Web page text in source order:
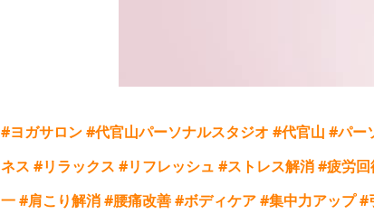
#ヨガサロン#代官山パーソナルスタジオ #代官山 #パー
ネス #リラックス #リフレッシュ #ストレス解消#疲労回
一#肩こり解消#腰痛改善#ボディケア#集中力アップ#